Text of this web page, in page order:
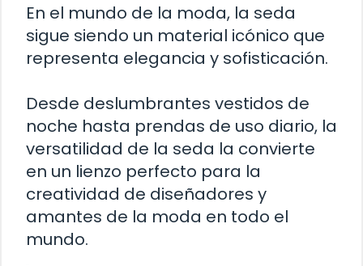
En el mundo de la moda, la seda
sigue siendo un material icónico que
representa elegancia y sofisticación.
Desde deslumbrantes vestidos de
noche hasta prendas de uso diario, la
versatilidad de la seda la convierte
en un lienzo perfecto para la
creatividad de diseñadores y
amantes de la moda en todo el
mundo.